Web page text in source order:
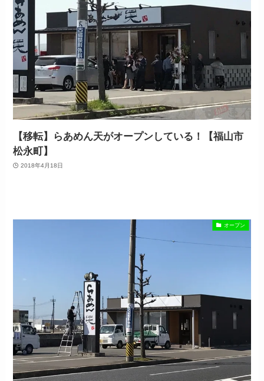
【移転】らあめん天がオープンしている！【福山市
松永町】
2018年4月18日
オープン